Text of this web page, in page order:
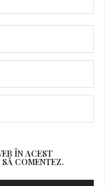
ÎN ACEST
COMENTEZ.